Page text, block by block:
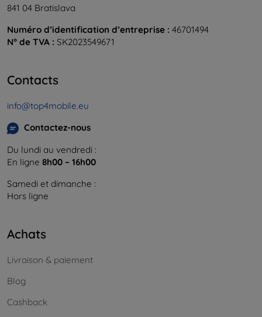
841 04 Bratislava
Numéro d’identification d’entreprise : 46701494
N° de TVA : SK2023549671
Contacts
info@top4mobile.eu
Contactez-nous
Du lundi au vendredi :
En ligne 8h00 – 16h00
Samedi et dimanche :
Hors ligne
Achats
Livraison & paiement
Blog
Cashback